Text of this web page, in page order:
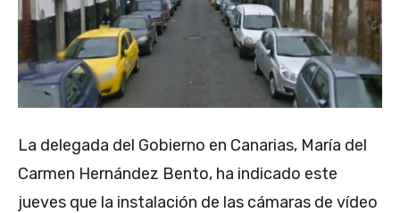
La delegada del Gobierno en Canarias, María del
Carmen Hernández Bento, ha indicado este
jueves que la instalación de las cámaras de vídeo